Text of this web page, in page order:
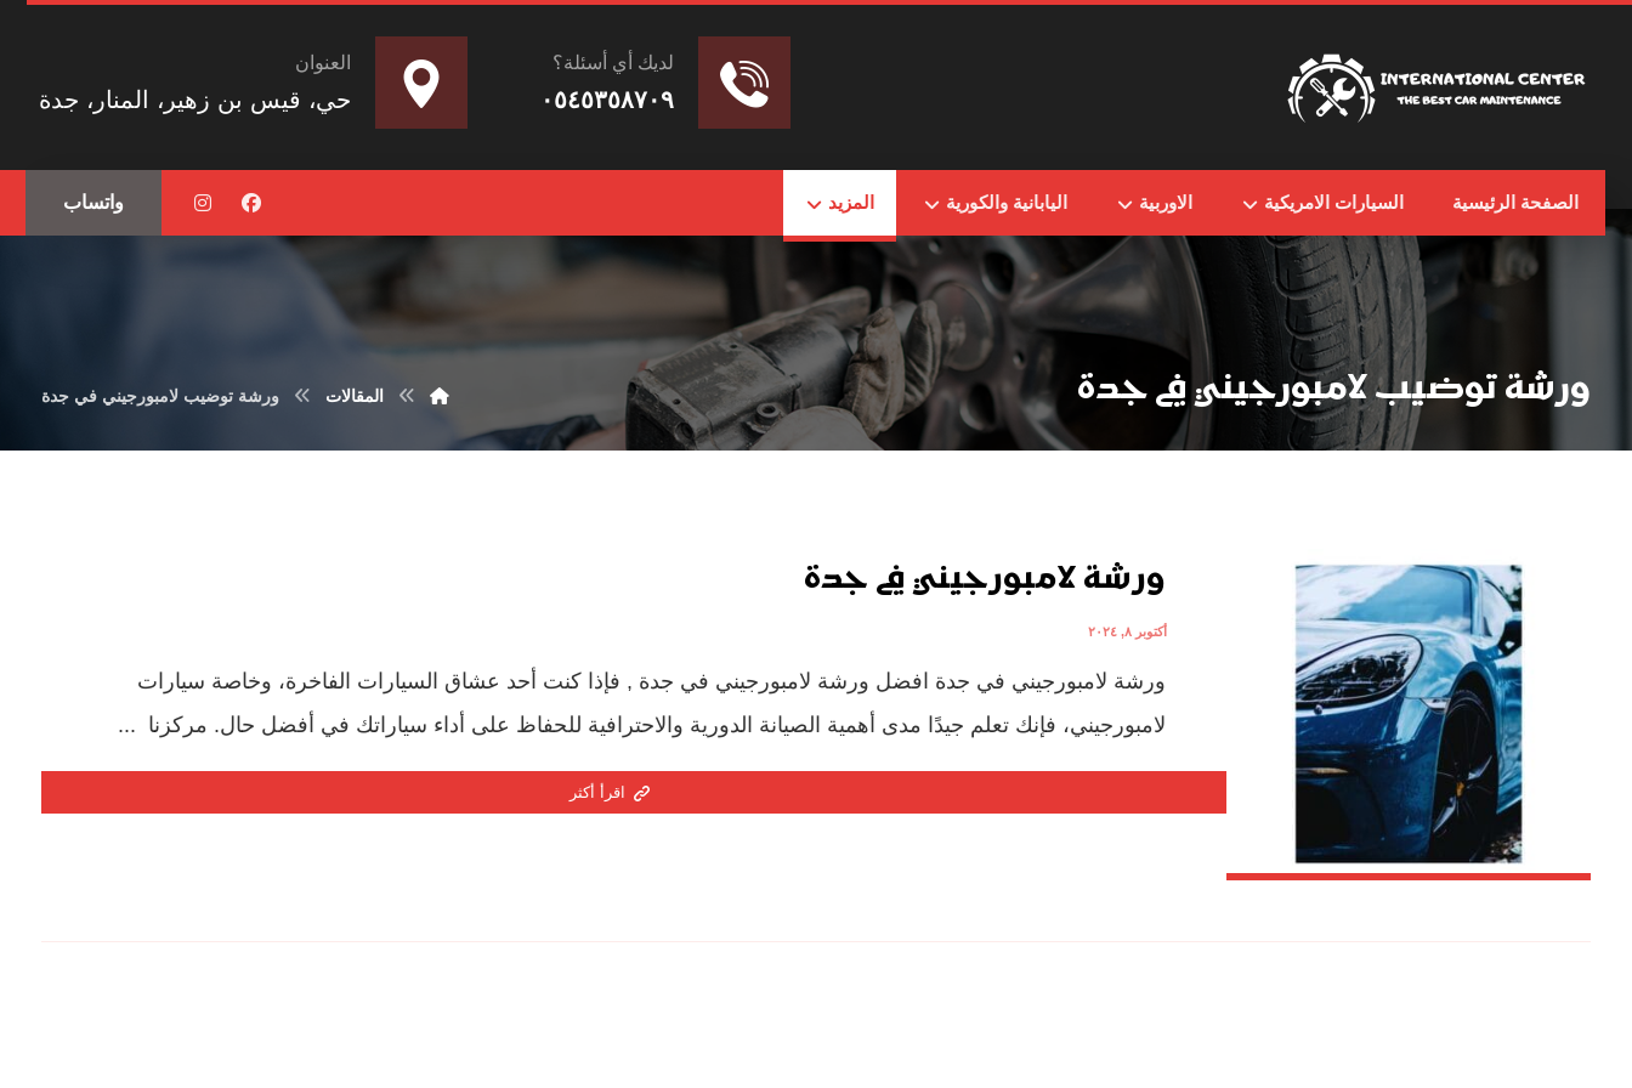
العنوان
حي، قيس بن زهير، المنار، جدة
لديك أي أسئلة؟
٠٥٤٥٣٥٨٧٠٩
الصفحة الرئيسية السيارات الامريكية الاوربية اليابانية والكورية المزيد واتساب
ورشة توضيب لامبورجيني في جدة المقالات ورشة توضيب لامبورجيني في جدة
ورشة لامبورجيني في جدة
أكتوبر ٨, ٢٠٢٤
ورشة لامبورجيني في جدة افضل ورشة لامبورجيني في جدة , فإذا كنت أحد عشاق السيارات الفاخرة، وخاصة سيارات
لامبورجيني، فإنك تعلم جيدًا مدى أهمية الصيانة الدورية والاحترافية للحفاظ على أداء سياراتك في أفضل حال. مركزنا ...
اقرأ أكثر